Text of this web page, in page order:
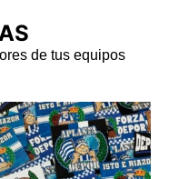
de tus equipos